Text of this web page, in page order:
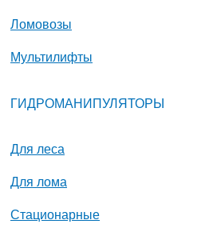
Ломовозы
Мультилифты
ГИДРОМАНИПУЛЯТОРЫ
Для леса
Для лома
Стационарные